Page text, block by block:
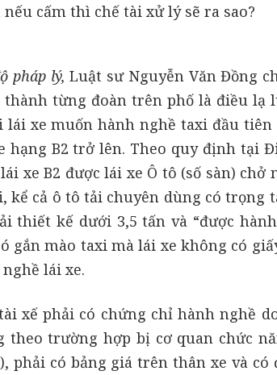
nếu cấm thì chế tài xử lý sẽ ra sao?
pháp lý, Luật sư Nguyễn Văn Đồng
thành từng đoàn trên phố là điều lạ
lái xe muốn hành nghề taxi đầu
hạng B2 trở lên. Theo quy định tại
xe B2 được lái xe Ô tô (số sàn)
kể cả ô tô tải chuyên dùng có
thiết kế dưới 3,5 tấn và “được
gắn mào taxi mà lái xe không có
lái xe.
xế phải có chứng chỉ hành nghề
theo trường hợp bị cơ quan chức
phải có bảng giá trên thân xe và